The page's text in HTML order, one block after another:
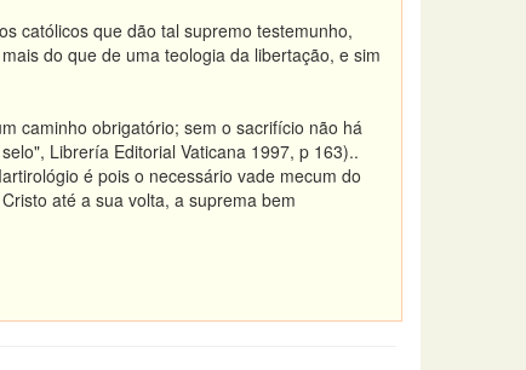
católicos que dão tal supremo testemunho,
do que de uma teologia da libertação, e sim
caminho obrigatório; sem o sacrifício não há
Librería Editorial Vaticana 1997, p 163)..
é pois o necessário vade mecum do
até a sua volta, a suprema bem